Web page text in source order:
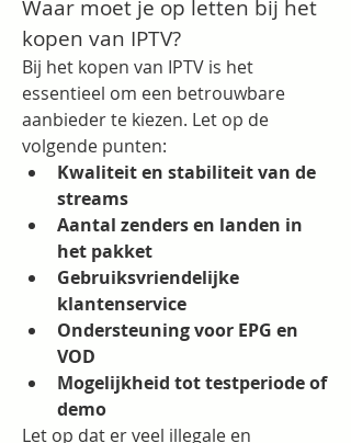
Waar moet je op letten bij het
kopen van IPTV?
Bij het kopen van IPTV is het
essentieel om een betrouwbare
aanbieder te kiezen. Let op de
volgende punten:
Kwaliteit en stabiliteit van de
streams
Aantal zenders en landen in
het pakket
Gebruiksvriendelijke
klantenservice
Ondersteuning voor EPG en
VOD
Mogelijkheid tot testperiode of
demo
Let op dat er veel illegale en